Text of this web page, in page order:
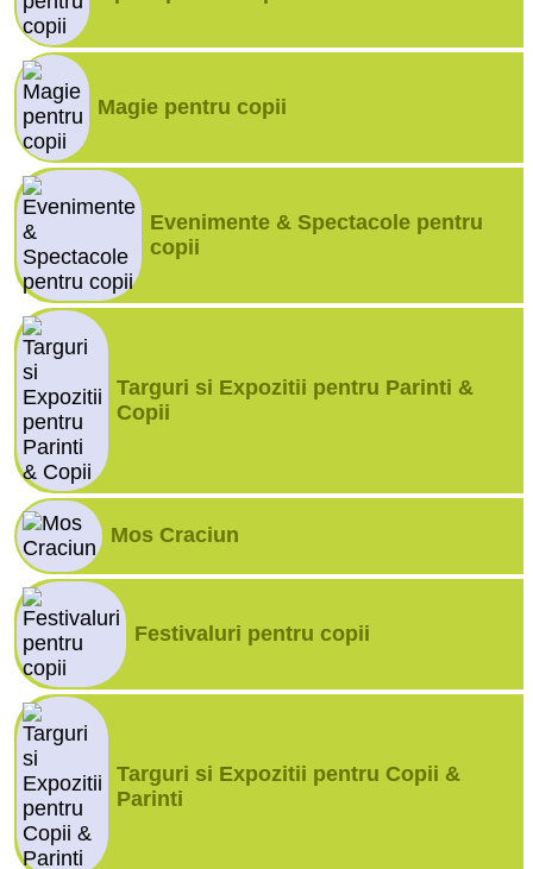
Magie pentru copii
Evenimente & Spectacole pentru
copii
Targuri si Expozitii pentru Parinti &
Copii
Mos Craciun
Festivaluri pentru copii
Targuri si Expozitii pentru Copii &
Parinti